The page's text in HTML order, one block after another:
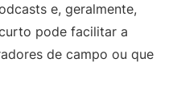
e, geralmente,
pode facilitar a
de campo ou que